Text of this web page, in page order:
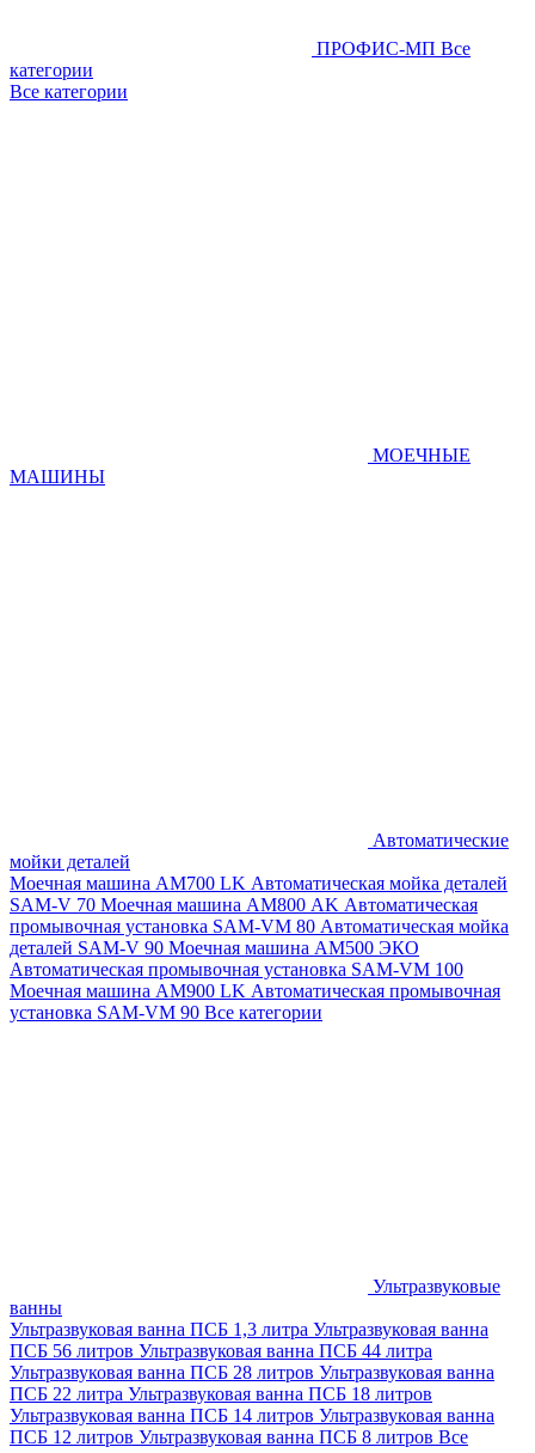
ПРОФИС-МП Все
категории
Все категории
МОЕЧНЫЕ
МАШИНЫ
Автоматические
мойки деталей
Моечная машина AM700 LK Автоматическая мойка деталей
SAM-V 70 Моечная машина АМ800 AK Автоматическая
промывочная установка SAM-VM 80 Автоматическая мойка
деталей SAM-V 90 Моечная машина АМ500 ЭКО
Автоматическая промывочная установка SAM-VM 100
Моечная машина AM900 LK Автоматическая промывочная
установка SAM-VM 90 Все категории
Ультразвуковые
ванны
Ультразвуковая ванна ПСБ 1,3 литра Ультразвуковая ванна
ПСБ 56 литров Ультразвуковая ванна ПСБ 44 литра
Ультразвуковая ванна ПСБ 28 литров Ультразвуковая ванна
ПСБ 22 литра Ультразвуковая ванна ПСБ 18 литров
Ультразвуковая ванна ПСБ 14 литров Ультразвуковая ванна
ПСБ 12 литров Ультразвуковая ванна ПСБ 8 литров Все